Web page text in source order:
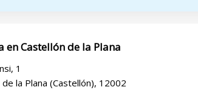
en Castellón de la Plana
1
la Plana (Castellón), 12002